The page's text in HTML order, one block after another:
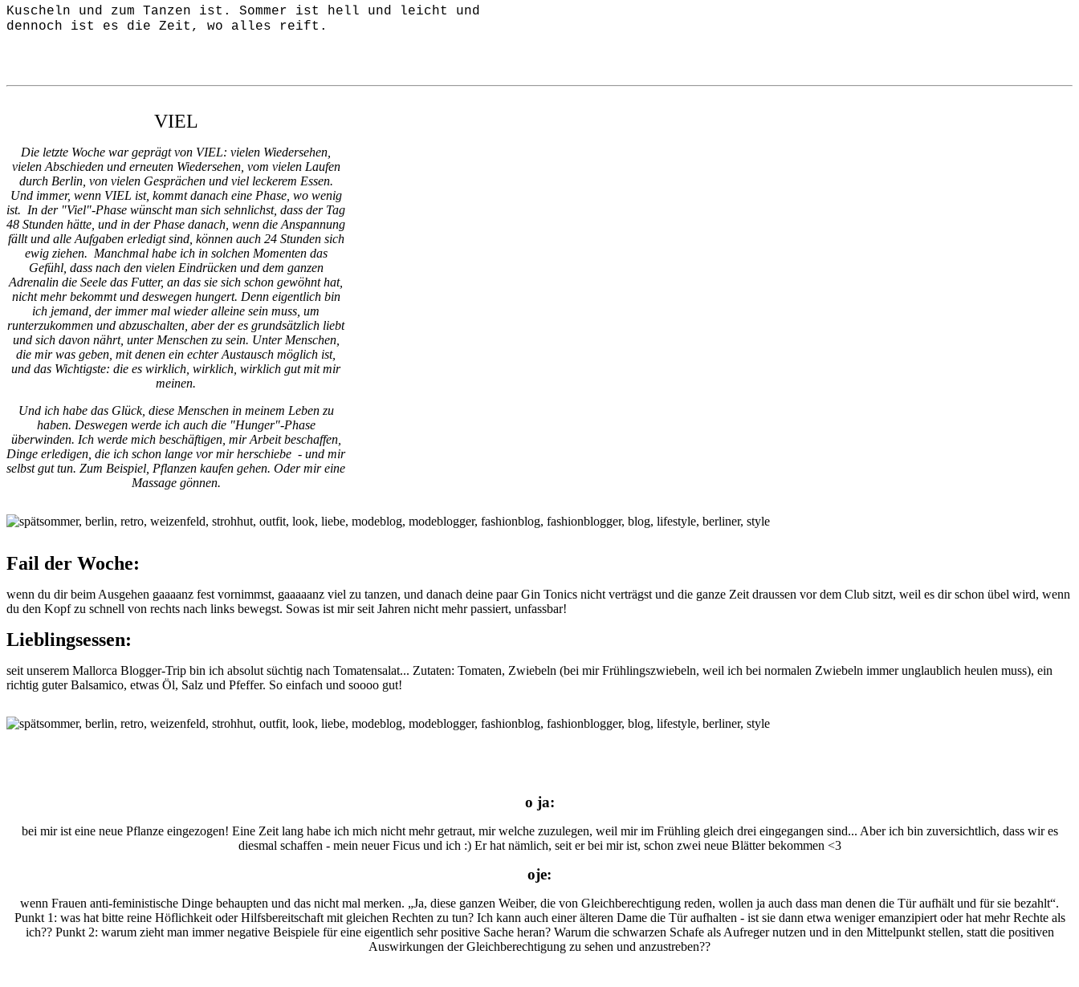
Kuscheln und zum Tanzen ist. Sommer ist hell und leicht und
dennoch ist es die Zeit, wo alles reift.
VIEL
Die letzte Woche war geprägt von VIEL: vielen Wiedersehen,
vielen Abschieden und erneuten Wiedersehen, vom vielen Laufen
durch Berlin, von vielen Gesprächen und viel leckerem Essen.
Und immer, wenn VIEL ist, kommt danach eine Phase, wo wenig
ist. In der "Viel"-Phase wünscht man sich sehnlichst, dass der Tag
48 Stunden hätte, und in der Phase danach, wenn die Anspannung
fällt und alle Aufgaben erledigt sind, können auch 24 Stunden sich
ewig ziehen. Manchmal habe ich in solchen Momenten das
Gefühl, dass nach den vielen Eindrücken und dem ganzen
Adrenalin die Seele das Futter, an das sie sich schon gewöhnt hat,
nicht mehr bekommt und deswegen hungert. Denn eigentlich bin
ich jemand, der immer mal wieder alleine sein muss, um
runterzukommen und abzuschalten, aber der es grundsätzlich liebt
und sich davon nährt, unter Menschen zu sein. Unter Menschen,
die mir was geben, mit denen ein echter Austausch möglich ist,
und das Wichtigste: die es wirklich, wirklich, wirklich gut mit mir
meinen.
Und ich habe das Glück, diese Menschen in meinem Leben zu
haben. Deswegen werde ich auch die "Hunger"-Phase
überwinden. Ich werde mich beschäftigen, mir Arbeit beschaffen,
Dinge erledigen, die ich schon lange vor mir herschiebe - und mir
selbst gut tun. Zum Beispiel, Pflanzen kaufen gehen. Oder mir eine
Massage gönnen.
Fail der Woche:
wenn du dir beim Ausgehen gaaaanz fest vornimmst, gaaaaanz viel zu tanzen, und danach deine paar Gin Tonics nicht verträgst und die ganze Zeit draussen vor dem Club sitzt, weil es dir schon übel wird, wenn
du den Kopf zu schnell von rechts nach links bewegst. Sowas ist mir seit Jahren nicht mehr passiert, unfassbar!
Lieblingsessen:
seit unserem Mallorca Blogger-Trip bin ich absolut süchtig nach Tomatensalat... Zutaten: Tomaten, Zwiebeln (bei mir Frühlingszwiebeln, weil ich bei normalen Zwiebeln immer unglaublich heulen muss), ein
richtig guter Balsamico, etwas Öl, Salz und Pfeffer. So einfach und soooo gut!
o ja:
bei mir ist eine neue Pflanze eingezogen! Eine Zeit lang habe ich mich nicht mehr getraut, mir welche zuzulegen, weil mir im Frühling gleich drei eingegangen sind... Aber ich bin zuversichtlich, dass wir es
diesmal schaffen - mein neuer Ficus und ich :) Er hat nämlich, seit er bei mir ist, schon zwei neue Blätter bekommen <3
oje:
wenn Frauen anti-feministische Dinge behaupten und das nicht mal merken. „Ja, diese ganzen Weiber, die von Gleichberechtigung reden, wollen ja auch dass man denen die Tür aufhält und für sie bezahlt“.
Punkt 1: was hat bitte reine Höflichkeit oder Hilfsbereitschaft mit gleichen Rechten zu tun? Ich kann auch einer älteren Dame die Tür aufhalten - ist sie dann etwa weniger emanzipiert oder hat mehr Rechte als
ich?? Punkt 2: warum zieht man immer negative Beispiele für eine eigentlich sehr positive Sache heran? Warum die schwarzen Schafe als Aufreger nutzen und in den Mittelpunkt stellen, statt die positiven
Auswirkungen der Gleichberechtigung zu sehen und anzustreben??